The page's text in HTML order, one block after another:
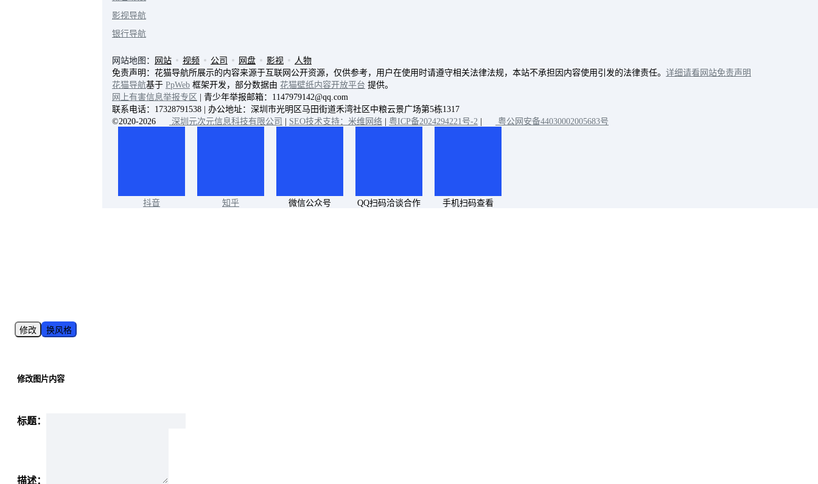
影视导航
银行导航
网站地图： 网站 视频 公司 网盘 影视
人物
免责声明：花猫导航所展示的内容来源于互联网公开资源，仅供参考，用户在使用时请遵守相关法律法规，本站不承担因内容使用引发的法律责任。 详细请看网站免责声明
花猫导航基于 PpWeb 框架开发，部分数据由 花猫壁纸内容开放平台 提供。
网上有害信息举报专区
| 青少年举报邮箱：1147979142@qq.com
联系电话：17328791538 | 办公地址：深圳市光明区马田街道禾湾社区中粮云景广场第5栋1317
©2020-2026
深圳元次元信息科技有限公司 SEO技术支持：米维网络 粤ICP备2024294221号-2 粤公网安备44030002005683号
抖音 知乎 微信公众号 QQ扫码洽谈合作 手机扫码查看
修改 换风格
修改图片内容
标题：
描述：